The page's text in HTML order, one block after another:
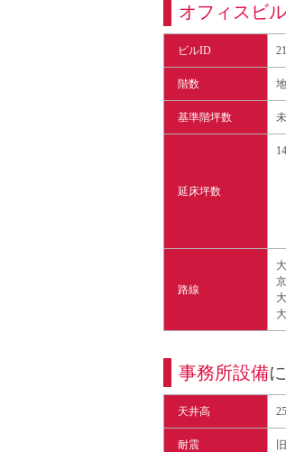
オフィスビル
ビルID
階数
基準階坪数
延床坪数
路線
事務所設備
天井高
耐震